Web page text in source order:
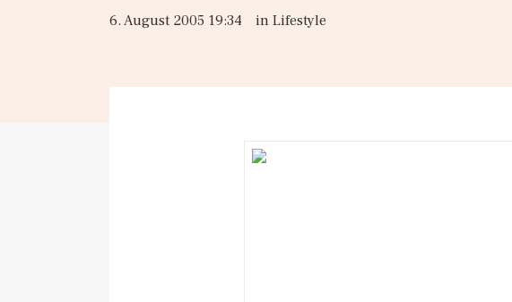
6. August 2005 19:34 in Lifestyle